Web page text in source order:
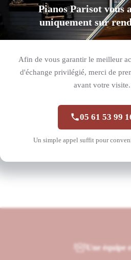
Pianos Parisot vous
uniquement sur
Afin de vous garantir le meilleur
d'échange privilégié, merci de
avant votre visite.
05 61 53 99
Un simple appel suffit pour
P124 Silent Noir
Yamaha
11 408,40
Une équipe